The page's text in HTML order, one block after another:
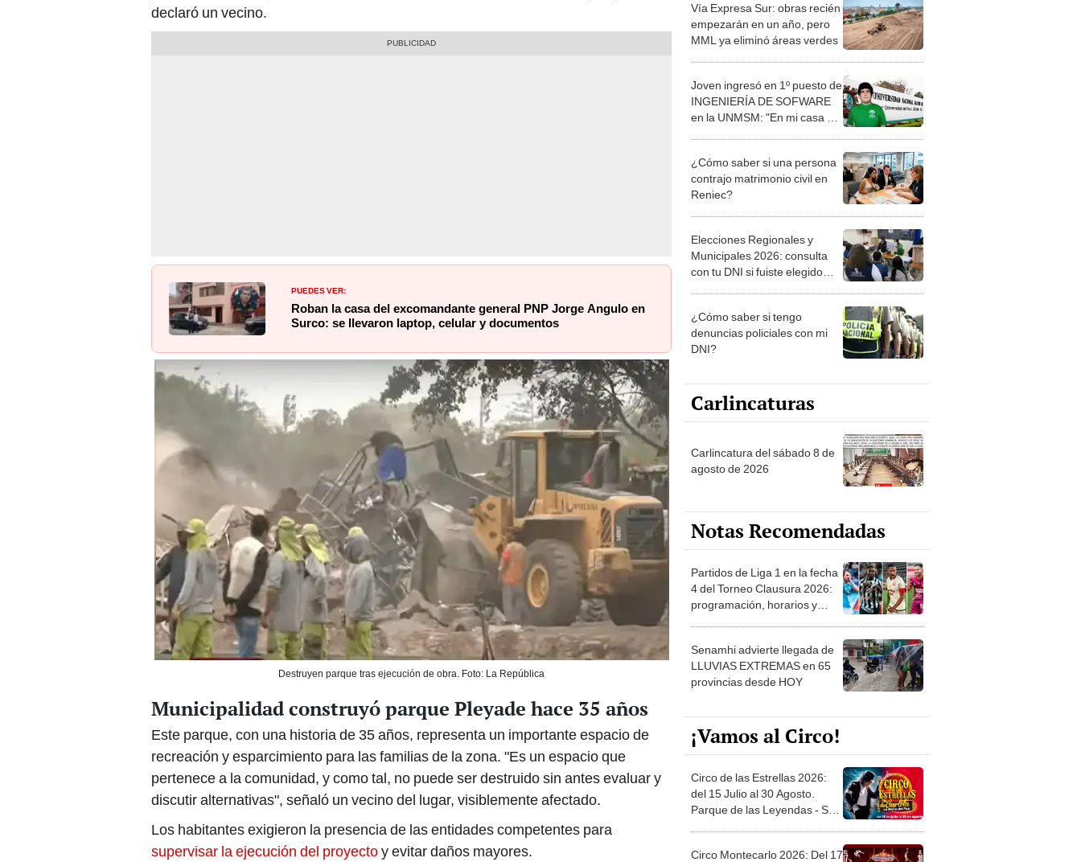
declaró un vecino.
PUEDES VER:
Roban la casa del excomandante general PNP Jorge Angulo en
Surco: se llevaron laptop, celular y documentos
Destruyen parque tras ejecución de obra. Foto: La República
Municipalidad construyó parque Pleyade hace 35 años
Este parque, con una historia de 35 años, representa un importante espacio de
recreación y esparcimiento para las familias de la zona. "Es un espacio que
pertenece a la comunidad, y como tal, no puede ser destruido sin antes evaluar y
discutir alternativas", señaló un vecino del lugar, visiblemente afectado.
Los habitantes exigieron la presencia de las entidades competentes para
supervisar la ejecución del proyectoy evitar daños mayores.
Vía Expresa Sur: obras recién
empezarán en un año, pero
MML ya eliminó áreas verdes
Joven ingresó en 1º puesto de
INGENIERÍA DE SOFWARE
en la UNMSM: "En mi casa no
¿Cómo saber si una persona
contrajo matrimonio civil en
Reniec?
Elecciones Regionales y
Municipales 2026: consulta
con tu DNI si fuiste elegido
la ONPE
¿Cómo saber si tengo
denuncias policiales con mi
DNI?
Carlincaturas
Carlincatura del sábado 8 de
agosto de 2026
Notas Recomendadas
Partidos de Liga 1 en la fecha
4 del Torneo Clausura 2026:
programación, horarios y
Senamhi advierte llegada de
LLUVIAS EXTREMAS en 65
provincias desde HOY
¡Vamos al Circo!
Circo de las Estrellas 2026:
del 15 Julio al 30 Agosto.
Parque de las Leyendas - San
Circo Montecarlo 2026: Del 17